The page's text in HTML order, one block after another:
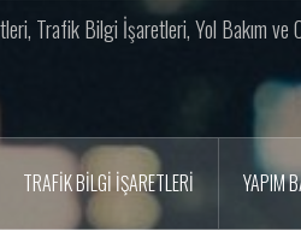
Trafik Bilgi İşaretleri, Yol Bakım ve
TRAFIK BILGI İŞARETLERI YAPIM